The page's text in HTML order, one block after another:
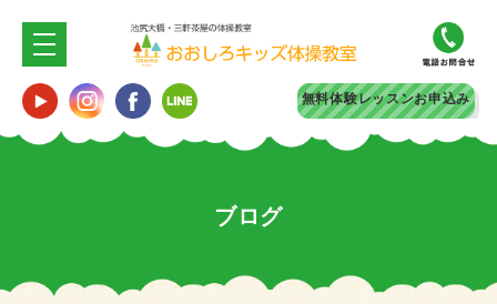
無料体験レッスンお申込み
ブログ